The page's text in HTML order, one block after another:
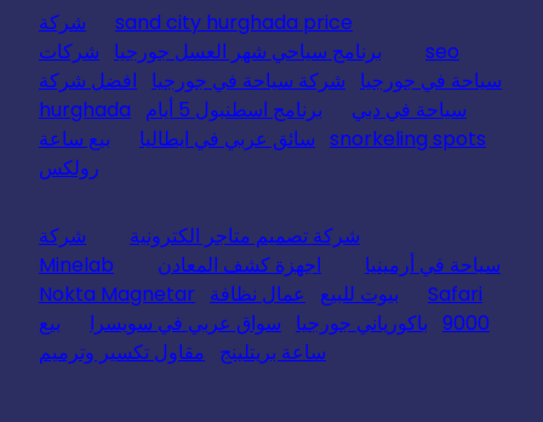
sand city hurghada price
شركة
seo
برنامج سياحي شهر العسل جورجيا
شركات
سياحة في جورجيا
شركة سياحة في جورجيا
افضل شركة
سياحة في دبي
برنامج اسطنبول 5 أيام
hurghada
snorkeling spots سائق عربي في ايطاليا
بيع ساعة
رولكس
شركة تصميم متاجر الكترونية
شركة
سياحة في أرمينيا
اجهزة كشف المعادن
Minelab
Safari
بيوت للبيع عمال نظافة Nokta Magnetar
9000 باكورياني جورجيا سواق عربي في سويسرا
بيع
ساعة بريتلينج
مقاول تكسير وترميم